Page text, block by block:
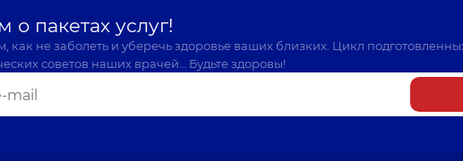
пакетах услуг!
не заболеть и уберечь здоровье ваших близких. Цикл
советов наших врачей… Будьте здоровы!